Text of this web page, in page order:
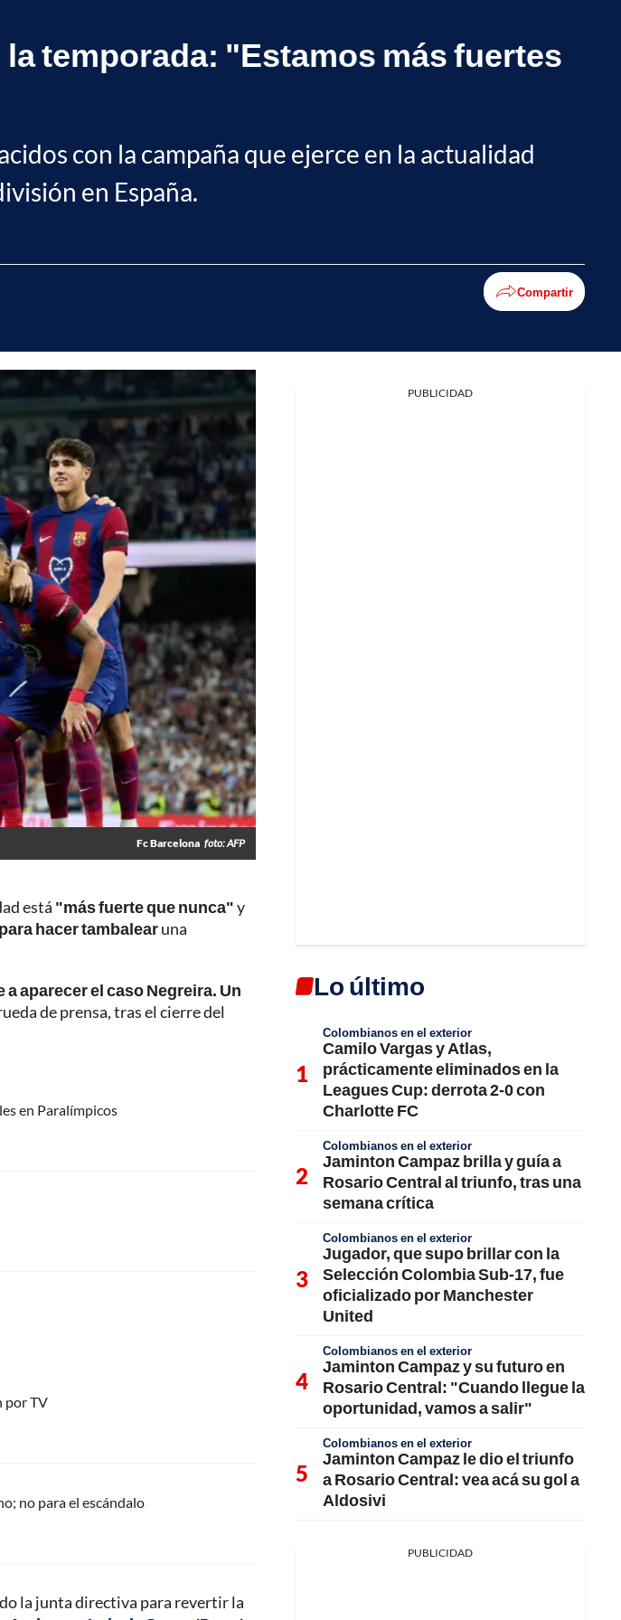
temporada: "Estamos más fuertes
con la campaña que ejerce en la actualidad
en España.
Compartir
Fc Barcelona foto: AFP
está "más fuerte que nunca"y
hacer tambalearuna
aparecer el caso Negreira. Un
de prensa, tras el cierre del
en Paralímpicos
por TV
no para el escándalo
la junta directiva para revertir la
PUBLICIDAD
Lo último
Colombianos en el exterior
Camilo Vargas y Atlas,
prácticamente eliminados en la
Leagues Cup: derrota 2-0 con
Charlotte FC
Colombianos en el exterior
Jaminton Campaz brilla y guía a
Rosario Central al triunfo, tras una
semana crítica
Colombianos en el exterior
Jugador, que supo brillar con la
Selección Colombia Sub-17, fue
oficializado por Manchester
United
Colombianos en el exterior
Jaminton Campaz y su futuro en
Rosario Central: "Cuando llegue la
oportunidad, vamos a salir"
Colombianos en el exterior
Jaminton Campaz le dio el triunfo
a Rosario Central: vea acá su gol a
Aldosivi
PUBLICIDAD